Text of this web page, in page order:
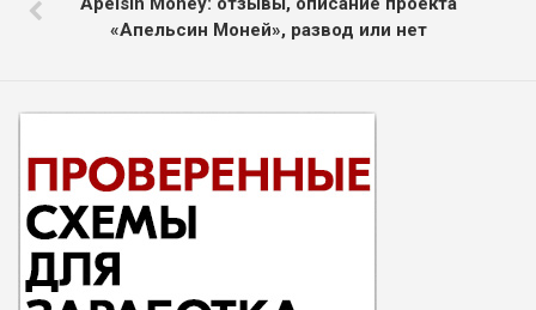
«Апельсин Моней», развод или нет